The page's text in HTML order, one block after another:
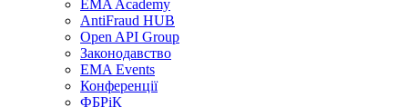
EMA Academy
AntiFraud HUB
Open API Group
Законодавство
EMA Events
Конференції
ФБРіК